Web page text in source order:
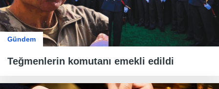
Gündem
Teğmenlerin komutanı emekli edildi